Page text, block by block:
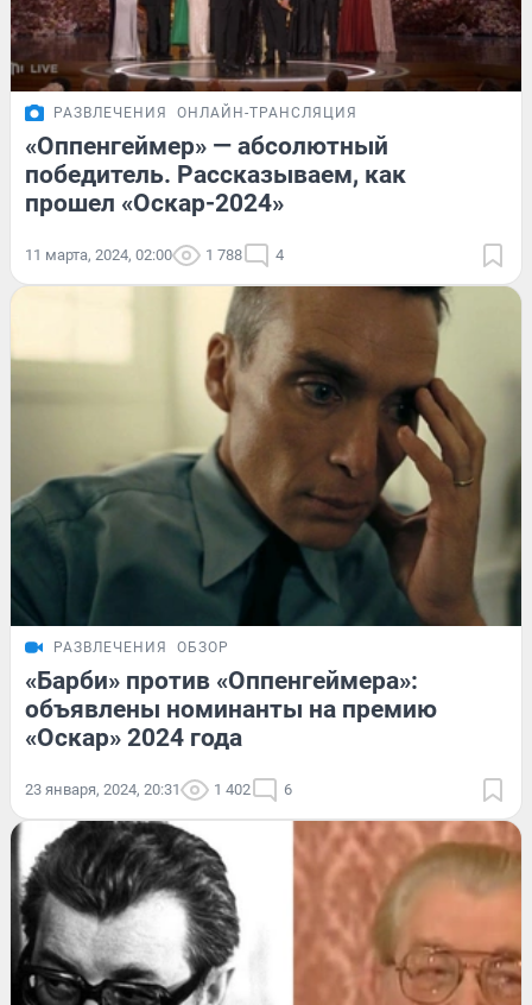
РАЗВЛЕЧЕНИЯ ОНЛАЙН-ТРАНСЛЯЦИЯ
«Оппенгеймер» — абсолютный
победитель. Рассказываем, как
прошел «Оскар-2024»
11 марта, 2024, 02:00 1 788 4
РАЗВЛЕЧЕНИЯ ОБЗОР
«Барби» против «Оппенгеймера»:
объявлены номинанты на премию
«Оскар» 2024 года
23 января, 2024, 20:31 1 402 6